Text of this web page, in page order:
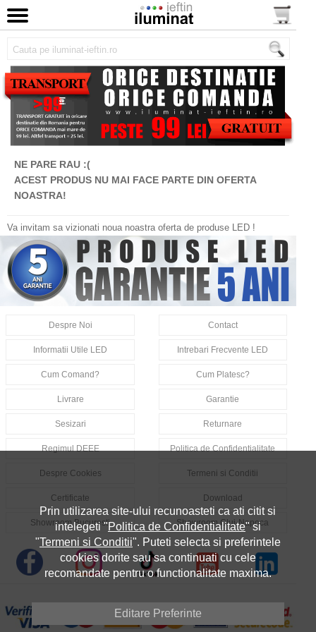
NE PARE RAU :(
ACEST PRODUS NU MAI FACE PARTE DIN OFERTA
NOASTRA!
Va invitam sa vizionati noua noastra oferta de produse LED !
Despre Noi Contact
Informatii Utile LED Intrebari Frecvente LED
Cum Comand? Cum Platesc?
Livrare Garantie
Sesizari Returnare
Regimul DEEE Politica de Confidentialitate
Despre Cookies Termeni si Conditii
Certificate Download
Showroom Bucuresti Showroom Cluj-Napoca
Prin utilizarea site-ului recunoasteti ca ati citit si
intelegeti "Politica de Confidentialitate" si
"Termeni si Conditii". Puteti selecta si preferintele
cookies dorite sau sa continuati cu cele
recomandate pentru o functionalitate maxima.
Editare Preferinte